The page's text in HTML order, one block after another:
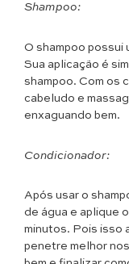
Shampoo:
O shampoo possui
Sua aplicação é
shampoo. Com os
cabeludo e
enxaguando bem.
Condicionador:
Após usar o
de água e aplique
minutos. Pois isso
penetre melhor